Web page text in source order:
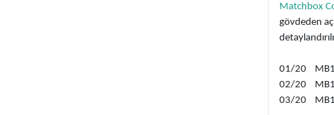
Matchbox
gövdeden
01/20
02/20
03/20